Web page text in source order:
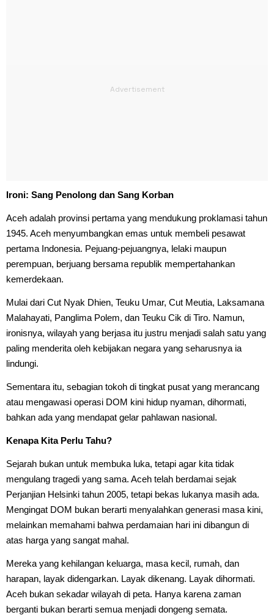
Ironi: Sang Penolong dan Sang Korban
Aceh adalah provinsi pertama yang mendukung proklamasi tahun
1945. Aceh menyumbangkan emas untuk membeli pesawat
pertama Indonesia. Pejuang-pejuangnya, lelaki maupun
perempuan, berjuang bersama republik mempertahankan
kemerdekaan.
Mulai dari Cut Nyak Dhien, Teuku Umar, Cut Meutia, Laksamana
Malahayati, Panglima Polem, dan Teuku Cik di Tiro. Namun,
ironisnya, wilayah yang berjasa itu justru menjadi salah satu yang
paling menderita oleh kebijakan negara yang seharusnya ia
lindungi.
Sementara itu, sebagian tokoh di tingkat pusat yang merancang
atau mengawasi operasi DOM kini hidup nyaman, dihormati,
bahkan ada yang mendapat gelar pahlawan nasional.
Kenapa Kita Perlu Tahu?
Sejarah bukan untuk membuka luka, tetapi agar kita tidak
mengulang tragedi yang sama. Aceh telah berdamai sejak
Perjanjian Helsinki tahun 2005, tetapi bekas lukanya masih ada.
Mengingat DOM bukan berarti menyalahkan generasi masa kini,
melainkan memahami bahwa perdamaian hari ini dibangun di
atas harga yang sangat mahal.
Mereka yang kehilangan keluarga, masa kecil, rumah, dan
harapan, layak didengarkan. Layak dikenang. Layak dihormati.
Aceh bukan sekadar wilayah di peta. Hanya karena zaman
berganti bukan berarti semua menjadi dongeng semata.